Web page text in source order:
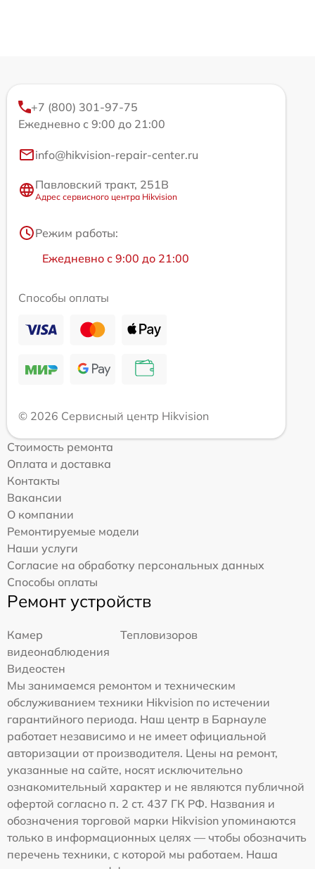
+7 (800) 301-97-75
Ежедневно с 9:00 до 21:00
info@hikvision-repair-center.ru
Павловский тракт, 251В
Адрес сервисного центра Hikvision
Режим работы:
Ежедневно с 9:00 до 21:00
Способы оплаты
© 2026 Сервисный центр Hikvision
Стоимость ремонта
Оплата и доставка
Контакты
Вакансии
О компании
Ремонтируемые модели
Наши услуги
Согласие на обработку персональных данных
Способы оплаты
Ремонт устройств
Камер
видеонаблюдения
Тепловизоров
Видеостен
Мы занимаемся ремонтом и техническим
обслуживанием техники Hikvision по истечении
гарантийного периода. Наш центр в Барнауле
работает независимо и не имеет официальной
авторизации от производителя. Цены на ремонт,
указанные на сайте, носят исключительно
ознакомительный характер и не являются публичной
офертой согласно п. 2 ст. 437 ГК РФ. Названия и
обозначения торговой марки Hikvision упоминаются
только в информационных целях — чтобы обозначить
перечень техники, с которой мы работаем. Наша